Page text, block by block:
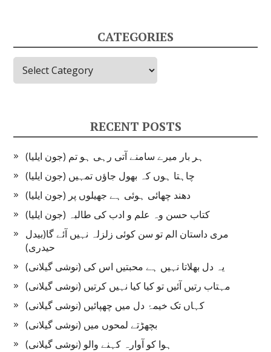
CATEGORIES
Categories
RECENT POSTS
ہر بار میرے سامنے آتی رہی ہو تم (جون ایلیا)
چاہتا ہوں کہ بھول جاؤں تمہیں (جون ایلیا)
دھند چھائی ہوئی ہے جھیلوں پر (جون ایلیا)
کتاب حسن وہ علم و ادب کی طالبہ (جون ایلیا)
مری داستان الم تو سن کوئی زلزلہ نہیں آئے گا(بیدل
حیدری)
یہ دل بھلاتا نہیں ہے محبتیں اس کی (نوشی گیلانی)
مہتاب رتیں آئیں تو کیا کیا نہیں کرتیں (نوشی گیلانی)
کہاں تک خیمۂ دل میں چھپائیں (نوشی گیلانی)
بچھڑتے لمحوں میں (نوشی گیلانی)
ہوا کو آوارہ کہنے والو (نوشی گیلانی)